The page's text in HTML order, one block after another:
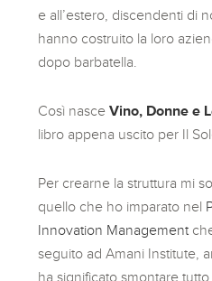
e all’estero, discendenti di
hanno costruito la loro
dopo barbatella.
Così nasceVino, Donne e
libro appena uscito per Il
Per crearne la struttura mi
quello che ho imparato nel
Innovation Management
seguito ad Amani Institute,
ha significato smontare